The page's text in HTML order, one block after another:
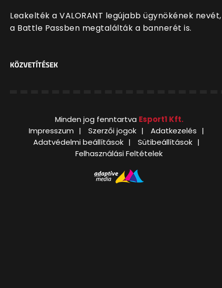
Leakelték a VALORANT legújabb ügynökének nevét,
a Battle Passben megtalálták a bannerét is.
KÖZVETÍTÉSEK
Minden jog fenntartva Esport1 Kft.
Impresszum
Szerzői jogok
Adatkezelés
Adatvédelmi beállítások
Sütibeállítások
Felhasználási Feltételek